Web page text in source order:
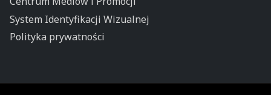
System Identyfikacji Wizualnej
Polityka prywatności